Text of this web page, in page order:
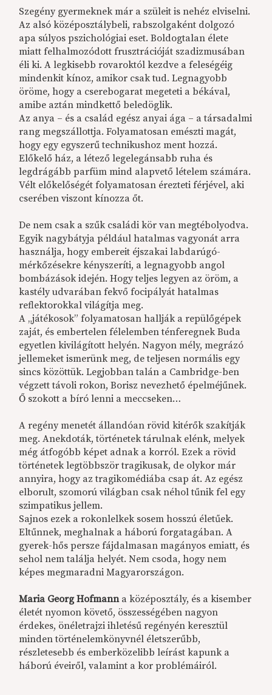
Szegény gyermeknek már a szüleit is nehéz elviselni.
Az alsó középosztálybeli, rabszolgaként dolgozó
apa súlyos pszichológiai eset. Boldogtalan élete
miatt felhalmozódott frusztrációját szadizmusában
éli ki. A legkisebb rovaroktól kezdve a feleségéig
mindenkit kínoz, amikor csak tud. Legnagyobb
öröme, hogy a cserebogarat megeteti a békával,
amibe aztán mindkettő beledöglik.
Az anya – és a család egész anyai ága – a társadalmi
rang megszállottja. Folyamatosan emészti magát,
hogy egy egyszerű technikushoz ment hozzá.
Előkelő ház, a létező legelegánsabb ruha és
legdrágább parfüm mind alapvető lételem számára.
Vélt előkelőségét folyamatosan érezteti férjével, aki
cserében viszont kínozza őt.
De nem csak a szűk családi kör van megtébolyodva.
Egyik nagybátyja például hatalmas vagyonát arra
használja, hogy embereit éjszakai labdarúgó-
mérkőzésekre kényszeríti, a legnagyobb angol
bombázások idején. Hogy teljes legyen az öröm, a
kastély udvarában fekvő focipályát hatalmas
reflektorokkal világítja meg.
A „játékosok” folyamatosan hallják a repülőgépek
zaját, és embertelen félelemben ténferegnek Buda
egyetlen kivilágított helyén. Nagyon mély, megrázó
jellemeket ismerünk meg, de teljesen normális egy
sincs közöttük. Legjobban talán a Cambridge-ben
végzett távoli rokon, Borisz nevezhető épelméjűnek.
Ő szokott a bíró lenni a meccseken…
A regény menetét állandóan rövid kitérők szakítják
meg. Anekdoták, történetek tárulnak elénk, melyek
még átfogóbb képet adnak a korról. Ezek a rövid
történetek legtöbbször tragikusak, de olykor már
annyira, hogy az tragikomédiába csap át. Az egész
elborult, szomorú világban csak néhol tűnik fel egy
szimpatikus jellem.
Sajnos ezek a rokonlelkek sosem hosszú életűek.
Eltűnnek, meghalnak a háború forgatagában. A
gyerek-hős persze fájdalmasan magányos emiatt, és
sehol nem találja helyét. Nem csoda, hogy nem
képes megmaradni Magyarországon.
Maria Georg Hofmann a középosztály, és a kisember
életét nyomon követő, összességében nagyon
érdekes, önéletrajzi ihletésű regényén keresztül
minden történelemkönyvnél életszerűbb,
részletesebb és emberközelibb leírást kapunk a
háború éveiről, valamint a kor problémáiról.